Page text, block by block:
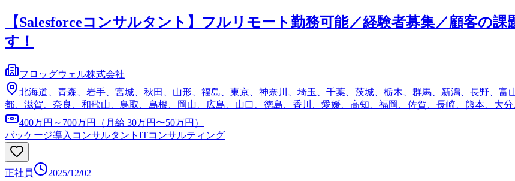
【Salesforceコンサルタント】フルリモート勤務可能／経験者募集／顧客の
す！
フロッグウェル株式会社
北海道、青森、岩手、宮城、秋田、山形、福島、東京、神奈川、埼玉、千葉、茨城、栃木、群馬、新潟、長野、
都、滋賀、奈良、和歌山、鳥取、島根、岡山、広島、山口、徳島、香川、愛媛、高知、福岡、佐賀、長崎、熊本、大
400万円～700万円（月給 30万円〜50万円）
パッケージ導入コンサルタント ITコンサルティング
正社員 2025/12/02